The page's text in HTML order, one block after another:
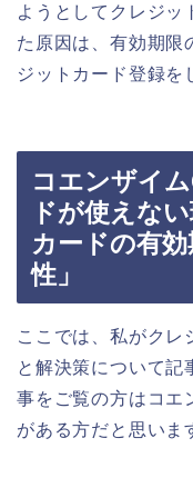
ようとしてクレジッ
た原因は、有効期限
ジットカード登録を
コエンザイ
ドが使えな
カードの有
性」
ここでは、私がクレ
と解決策について記
事をご覧の方はコエ
がある方だと思いま